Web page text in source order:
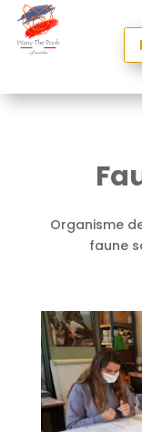
Organisme
faune